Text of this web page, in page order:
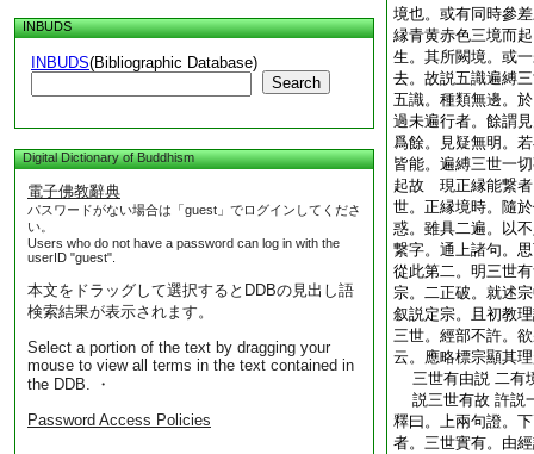
INBUDS
INBUDS(Bibliographic Database)
Search
Digital Dictionary of Buddhism
電子佛教辭典
パスワードがない場合は「guest」でログインしてくださ
い。
Users who do not have a password can log in with the
userID "guest".
本文をドラッグして選択するとDDBの見出し語
検索結果が表示されます。
Select a portion of the text by dragging your
mouse to view all terms in the text contained in
the DDB. ・
Password Access Policies
境也。或有同時參
縁青黄赤色三境而
生。其所闕境。或
去。故説五識遍縛
五識。種類無邊。
過未遍行者。餘謂
爲餘。見疑無明。
皆能。遍縛三世一
起故 現正縁能繋者
世。正縁境時。隨
惑。雖具二遍。以
繋字。通上諸句。
從此第二。明三世
宗。二正破。就述
叙説定宗。且初教
三世。經部不許。
云。應略標宗顯其
三世有由説 二有
説三世有故 許説
釋曰。上兩句證。
者。三世實有。由